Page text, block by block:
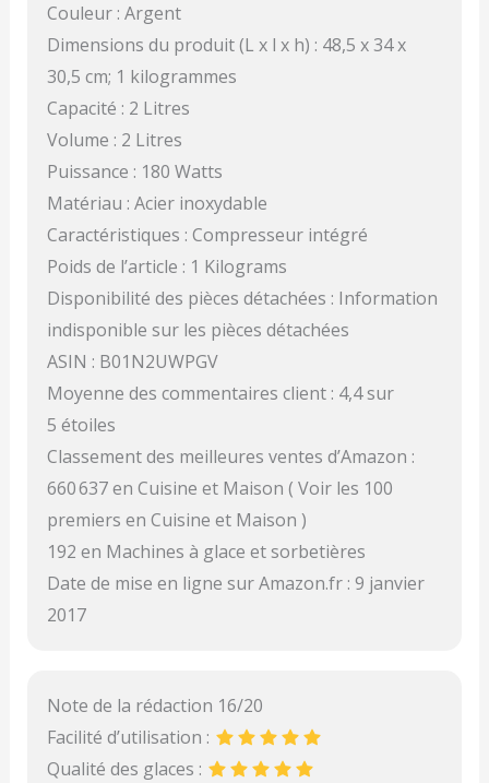
Couleur : Argent
Dimensions du produit (L x l x h) : 48,5 x 34 x
30,5 cm; 1 kilogrammes
Capacité : 2 Litres
Volume : 2 Litres
Puissance : 180 Watts
Matériau : Acier inoxydable
Caractéristiques : Compresseur intégré
Poids de l’article : 1 Kilograms
Disponibilité des pièces détachées : Information
indisponible sur les pièces détachées
ASIN : B01N2UWPGV
Moyenne des commentaires client : 4,4 sur
5 étoiles
Classement des meilleures ventes d’Amazon :
660 637 en Cuisine et Maison ( Voir les 100
premiers en Cuisine et Maison )
192 en Machines à glace et sorbetières
Date de mise en ligne sur Amazon.fr : 9 janvier
2017
Note de la rédaction 16/20
Facilité d’utilisation :
Qualité des glaces :